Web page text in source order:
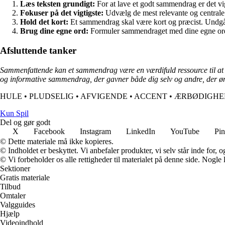
Læs teksten grundigt: For at lave et godt sammendrag er det
Fokuser på det vigtigste: Udvælg de mest relevante og
Hold det kort: Et sammendrag skal være kort og præcist.
Brug dine egne ord: Formuler sammendraget med dine egne
Afsluttende tanker
Sammenfattende kan et sammendrag være en værdifuld ressource til
og informative sammendrag, der gavner både dig selv og andre, der
HULE • PLUDSELIG • AFVIGENDE • ACCENT •
Kun Spil
Del og gør godt
X
Facebook Instagram LinkedIn YouTube
© Dette materiale må ikke kopieres.
© Indholdet er beskyttet. Vi anbefaler produkter, vi selv står inde for,
© Vi forbeholder os alle rettigheder til materialet på denne side.
Sektioner
Gratis materiale
Tilbud
Omtaler
Valgguides
Hjælp
Videoindhold